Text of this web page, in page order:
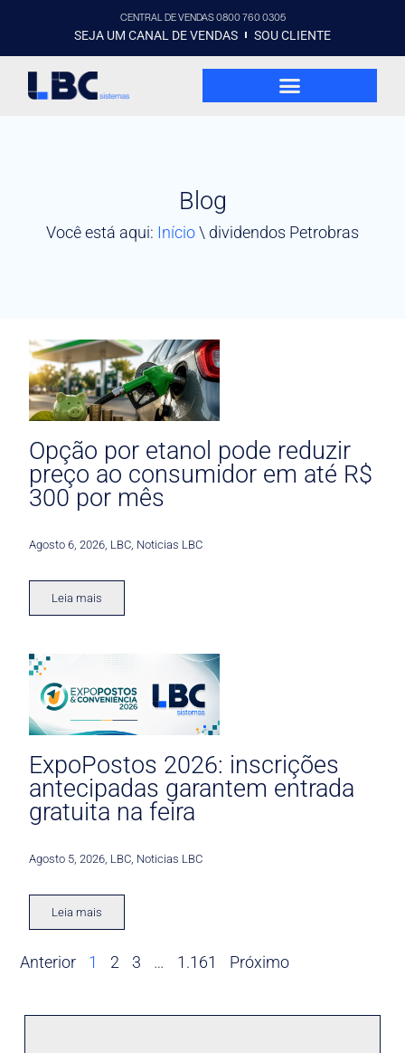
CENTRAL DE VENDAS 0800 760 0305
SEJA UM CANAL DE VENDAS SOU CLIENTE
Blog
Você está aqui: Início\ dividendos Petrobras
Opção por etanol pode reduzir
preço ao consumidor em até R$
300 por mês
Agosto 6, 2026 LBC Noticias LBC
Leia mais
ExpoPostos 2026: inscrições
antecipadas garantem entrada
gratuita na feira
Agosto 5, 2026 LBC Noticias LBC
Leia mais
Anterior 1 2 3 … 1.161 Próximo